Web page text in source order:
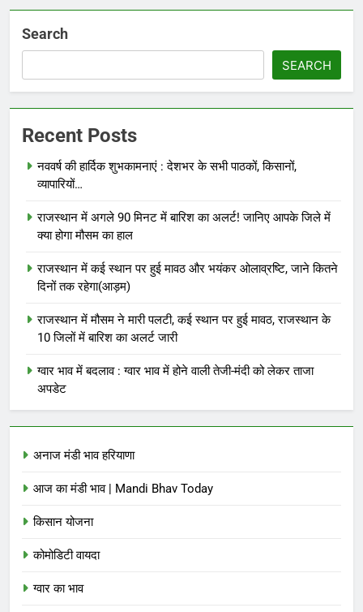
Search
SEARCH
Recent Posts
नववर्ष की हार्दिक शुभकामनाएं : देशभर के सभी पाठकों, किसानों,
व्यापारियों…
राजस्थान में अगले 90 मिनट में बारिश का अलर्ट! जानिए आपके जिले में
क्या होगा मौसम का हाल
राजस्थान में कई स्थान पर हुई मावठ और भयंकर ओलाव्रष्टि, जाने कितने
दिनों तक रहेगा(आड़म)
राजस्थान में मौसम ने मारी पलटी, कई स्थान पर हुई मावठ, राजस्थान के
10 जिलों में बारिश का अलर्ट जारी
ग्वार भाव में बदलाव : ग्वार भाव में होने वाली तेजी-मंदी को लेकर ताजा
अपडेट
अनाज मंडी भाव हरियाणा
आज का मंडी भाव | Mandi Bhav Today
किसान योजना
कोमोडिटी वायदा
ग्वार का भाव